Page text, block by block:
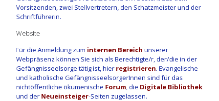
Vorsitzenden, zwei Stellvertretern, den Schatzmeister und der
Schriftführerin.
Website
Für die Anmeldung zum internen Bereich unserer
Webpräsenz können Sie sich als Berechtigte/r, der/die in der
Gefängnisseelsorge tätig ist, hier registrieren. Evangelische
und katholische GefängnisseelsorgerInnen sind für das
nichtöffentliche ökumenische Forum, die Digitale Bibliothek
und der Neueinsteiger-Seiten zugelassen.